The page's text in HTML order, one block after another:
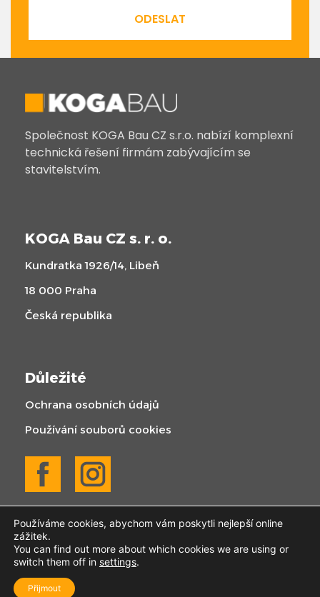
ODESLAT
Společnost KOGA Bau CZ s.r.o. nabízí komplexní
technická řešení firmám zabývajícím se
stavitelstvím.
KOGA Bau CZ s. r. o.
Kundratka 1926/14, Libeň
18 000 Praha
Česká republika
Důležité
Ochrana osobních údajů
Používání souborů cookies
© 2025 KOGABAU | Všechna práva vyhrazena
Používáme cookies, abychom vám poskytli nejlepší online
zážitek.
You can find out more about which cookies we are using or
switch them off in settings.
Přijmout